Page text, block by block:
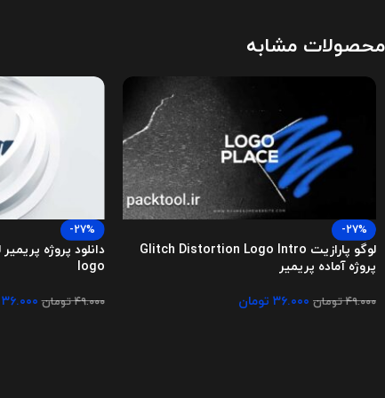
محصولات مشابه
-27%
لوگو پارازیت Glitch Distortion Logo Intro
پروژه آماده پریمیر
۴۹.۰۰۰تومان ۳۶.۰۰۰ تومان
-27%
logo
۴۹.۰۰۰تومان ۳۶.۰۰۰